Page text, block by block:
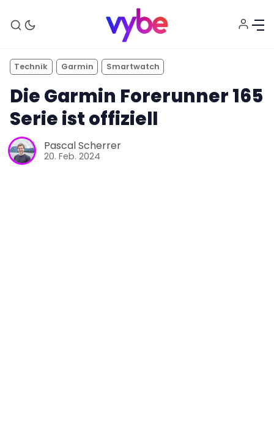
Technik Garmin Smartwatch
Die Garmin Forerunner 165
Serie ist offiziell
Pascal Scherrer
20. Feb. 2024